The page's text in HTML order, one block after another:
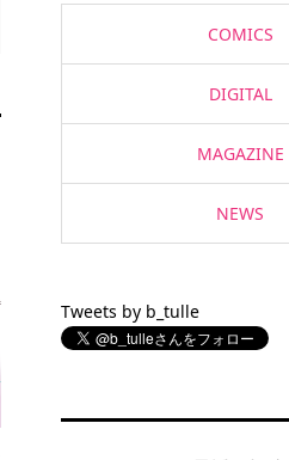
COMICS
DIGITAL
MAGAZINE
NEWS
Tweets by b_tulle